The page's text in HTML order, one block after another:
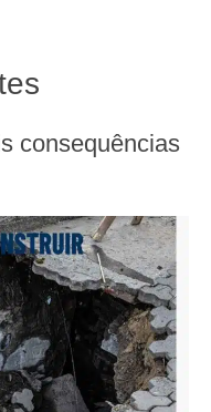
consequências